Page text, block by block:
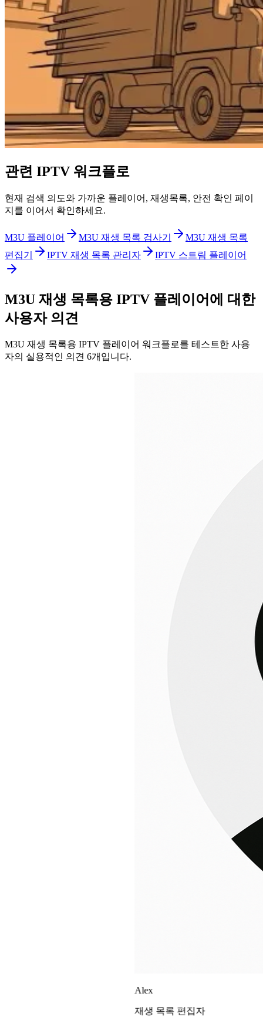
관련 IPTV 워크플로
현재 검색 의도와 가까운 플레이어, 재생목록, 안전 확인 페이
지를 이어서 확인하세요.
M3U 플레이어 M3U 재생 목록 검사기
M3U 재생 목록
편집기
IPTV 재생 목록 관리자 IPTV 스트림 플레이어
M3U 재생 목록용 IPTV 플레이어에 대한
사용자 의견
M3U 재생 목록용 IPTV 플레이어 워크플로를 테스트한 사용
자의 실용적인 의견 6개입니다.
재생 목록 편집자